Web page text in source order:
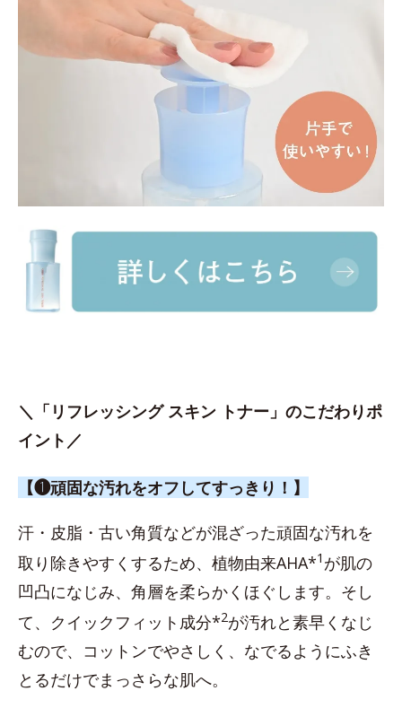
＼「リフレッシング スキン トナー」のこだわりポ
イント／
【❶頑固な汚れをオフしてすっきり！】
汗・皮脂・古い角質などが混ざった頑固な汚れを
取り除きやすくするため、植物由来AHA*1 が肌の
凹凸になじみ、角層を柔らかくほぐします。そし
て、クイックフィット成分*2が汚れと素早くなじ
むので、コットンでやさしく、なでるようにふき
とるだけでまっさらな肌へ。